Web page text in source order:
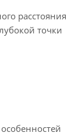
расстояния
точки